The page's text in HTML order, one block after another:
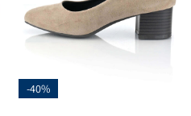
-40%